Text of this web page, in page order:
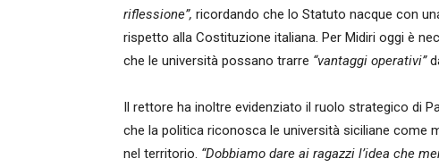
riflessione”, ricordando che lo Statuto nacque con
rispetto alla Costituzione italiana. Per Midiri oggi è
che le università possano trarre “vantaggi operativi”
Il rettore ha inoltre evidenziato il ruolo strategico di
che la politica riconosca le università siciliane come
nel territorio. “Dobbiamo dare ai ragazzi l’idea che